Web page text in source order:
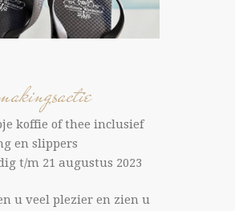
koffie of thee inclusief
en slippers
t/m 21 augustus 2023
u veel plezier en zien u